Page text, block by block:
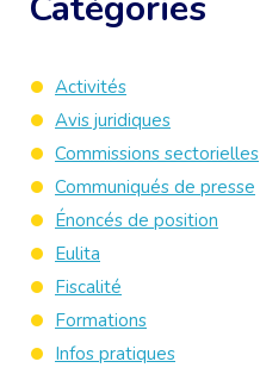
Activités
Avis juridiques
Commissions sectorielles
Communiqués de presse
Énoncés de position
Eulita
Fiscalité
Formations
Infos pratiques